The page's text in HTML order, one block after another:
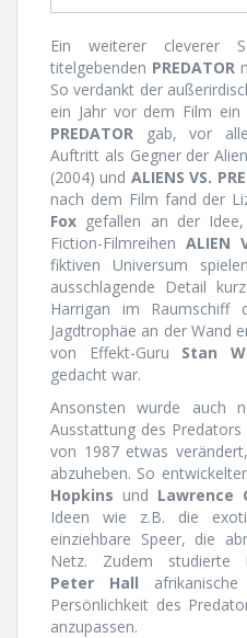
Ein weiterer cleverer
titelgebenden PREDATOR
So verdankt der
ein Jahr vor dem Film
PREDATOR gab, vor
Auftritt als Gegner der
(2004) und ALIENS VS.
nach dem Film fand der
Fox gefallen an der
Fiction-Filmreihen ALIEN
fiktiven Universum
ausschlagende Detail
Harrigan im Raumschiff
Jagdtrophäe an der Wand
von Effekt-Guru Stan
gedacht war.
Ansonsten wurde auch
Ausstattung des
von 1987 etwas
abzuheben. So
Hopkins und Lawrence
Ideen wie z.B. die
einziehbare Speer, die
Netz. Zudem studierte
Peter Hall
Persönlichkeit des
anzupassen.